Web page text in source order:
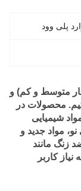
پلی وود
متوسط و کم) و
محصولات در
شیمیایی
مواد جدید و
زنگ مانند
کاربر